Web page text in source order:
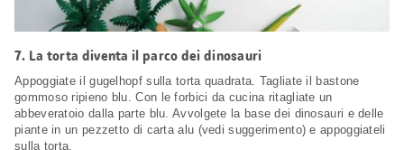
7. La torta diventa il parco dei dinosauri
Appoggiate il gugelhopf sulla torta quadrata. Tagliate il bastone
gommoso ripieno blu. Con le forbici da cucina ritagliate un
abbeveratoio dalla parte blu. Avvolgete la base dei dinosauri e delle
piante in un pezzetto di carta alu (vedi suggerimento) e appoggiateli
sulla torta.